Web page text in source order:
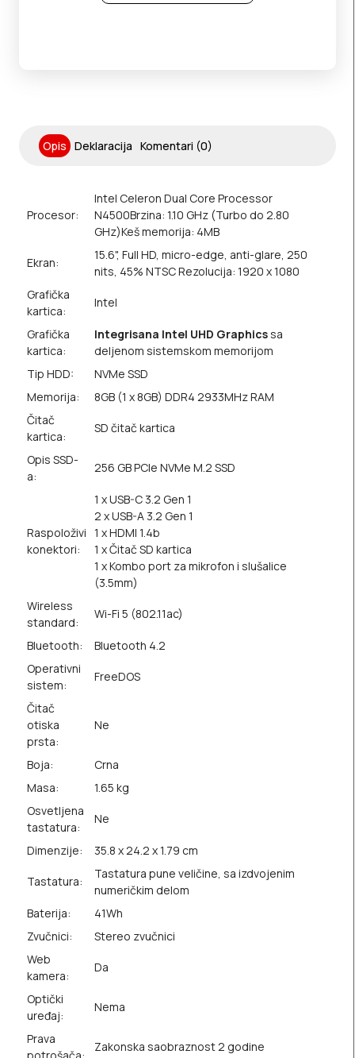
Opis Deklaracija Komentari (0)
Procesor:
Intel Celeron Dual Core Processor
N4500Brzina: 1.10 GHz (Turbo do 2.80
GHz)Keš memorija: 4MB
Ekran:
15.6", Full HD, micro-edge, anti-glare, 250
nits, 45% NTSC Rezolucija: 1920 x 1080
Grafička
kartica:
Intel
Grafička
kartica:
Integrisana Intel UHD Graphicssa
deljenom sistemskom memorijom
Tip HDD:
NVMe SSD
Memorija:
8GB (1 x 8GB) DDR4 2933MHz RAM
Čitač
kartica:
SD čitač kartica
Opis SSD-
a:
256 GB PCIe NVMe M.2 SSD
Raspoloživi
konektori:
1 x USB-C 3.2 Gen 1
2 x USB-A 3.2 Gen 1
1 x HDMI 1.4b
1 x Čitač SD kartica
1 x Kombo port za mikrofon i slušalice
(3.5mm)
Wireless
standard:
Wi-Fi 5 (802.11ac)
Bluetooth:
Bluetooth 4.2
Operativni
sistem:
FreeDOS
Čitač
otiska
prsta:
Ne
Boja:
Crna
Masa:
1.65 kg
Osvetljena
tastatura:
Ne
Dimenzije: 35.8 x 24.2 x 1.79 cm
Tastatura:
Tastatura pune veličine, sa izdvojenim
numeričkim delom
Baterija:
41Wh
Zvučnici:
Stereo zvučnici
Web
kamera:
Da
Optički
uređaj:
Nema
Prava
Zakonska saobraznost 2 godine